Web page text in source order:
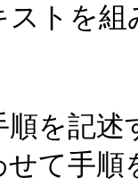
トを
を記
せて手